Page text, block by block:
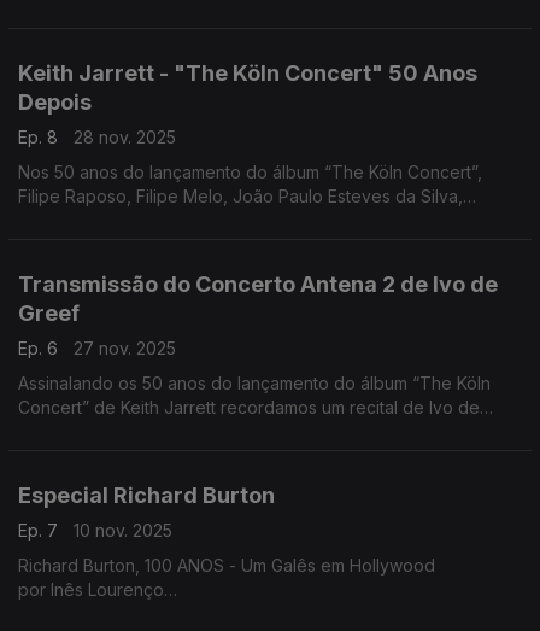
Keith Jarrett - "The Köln Concert" 50 Anos
Depois
Ep. 8
28 nov. 2025
Nos 50 anos do lançamento do álbum “The Köln Concert”,
Filipe Raposo, Filipe Melo, João Paulo Esteves da Silva,
Transmissão do Concerto Antena 2 de Ivo de
Greef
Ep. 6
27 nov. 2025
Assinalando os 50 anos do lançamento do álbum “The Köln
Concert” de Keith Jarrett recordamos um recital de Ivo de
Especial Richard Burton
Ep. 7
10 nov. 2025
Richard Burton, 100 ANOS - Um Galês em Hollywood
por Inês Lourenço